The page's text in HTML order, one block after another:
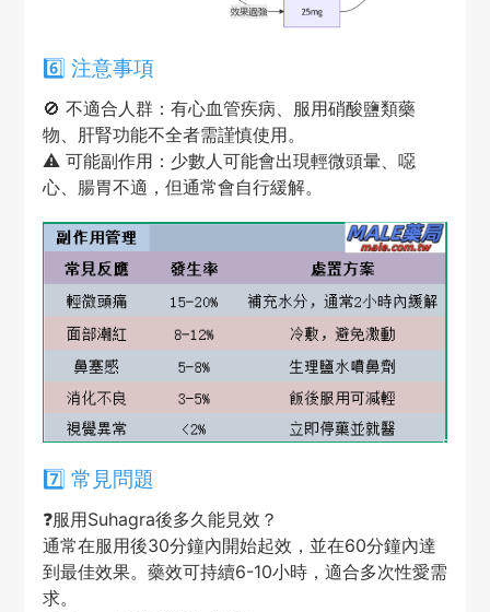
6️⃣ 注意事項
🚫 不適合人群：有心血管疾病、服用硝酸鹽類藥
物、肝腎功能不全者需謹慎使用。
⚠️ 可能副作用：少數人可能會出現輕微頭暈、噁
心、腸胃不適，但通常會自行緩解。
7️⃣ 常見問題
❓服用Suhagra後多久能見效？
通常在服用後30分鐘內開始起效，並在60分鐘內達
到最佳效果。藥效可持續6-10小時，適合多次性愛需
求。